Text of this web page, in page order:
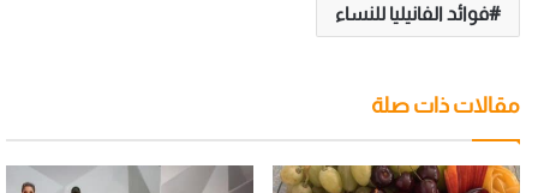
فوائد الفانيليا للنساء
مقالات ذات صلة